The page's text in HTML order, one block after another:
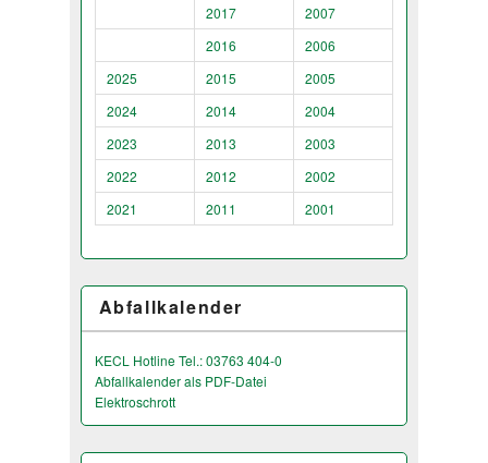
2017
2007
2016
2006
2025
2015
2005
2024
2014
2004
2023
2013
2003
2022
2012
2002
2021
2011 2001
Abfallkalender
KECL Hotline Tel.: 03763 404-0
Abfallkalender als PDF-Datei
Elektroschrott